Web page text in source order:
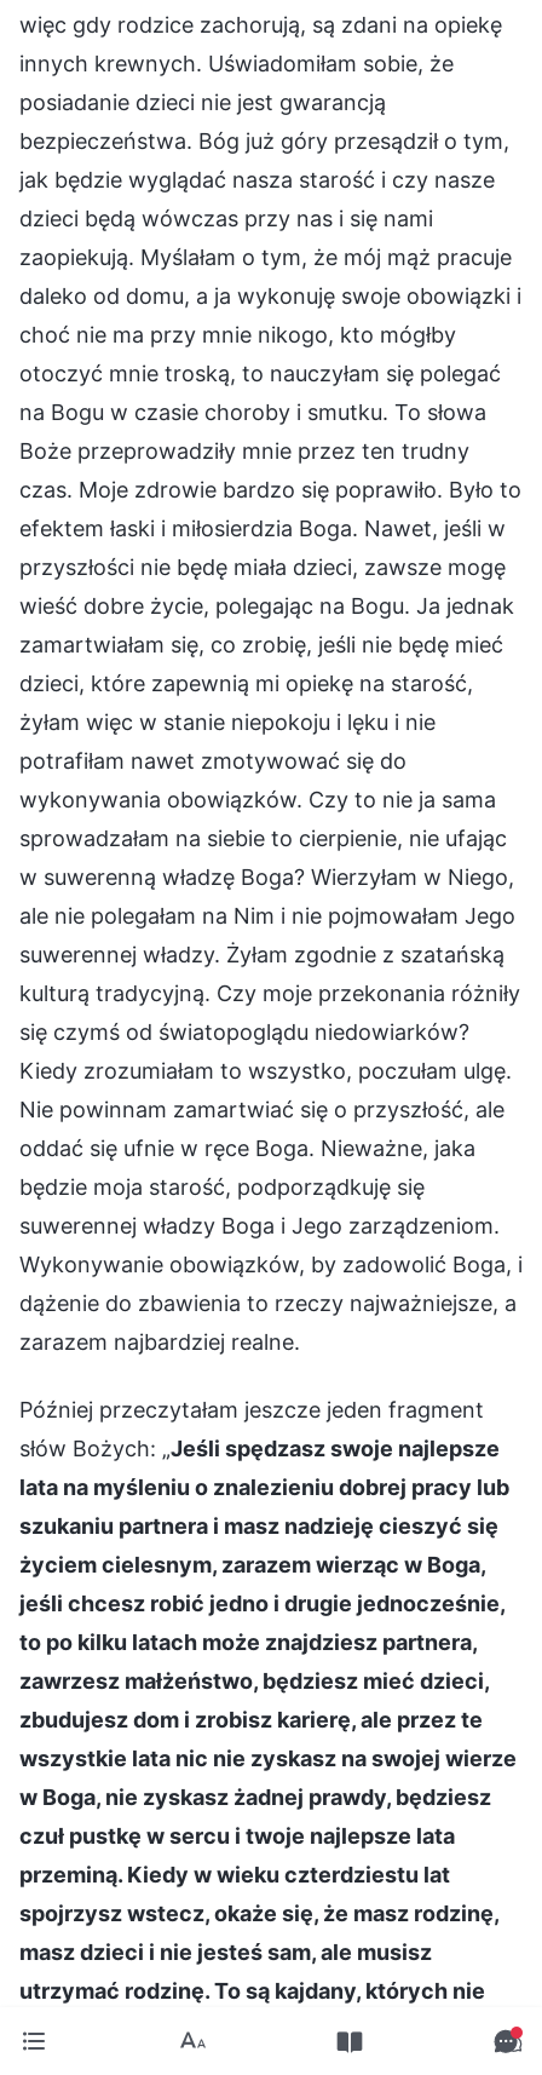
więc gdy rodzice zachorują, są zdani na opiekę
innych krewnych. Uświadomiłam sobie, że
posiadanie dzieci nie jest gwarancją
bezpieczeństwa. Bóg już góry przesądził o tym,
jak będzie wyglądać nasza starość i czy nasze
dzieci będą wówczas przy nas i się nami
zaopiekują. Myślałam o tym, że mój mąż pracuje
daleko od domu, a ja wykonuję swoje obowiązki i
choć nie ma przy mnie nikogo, kto mógłby
otoczyć mnie troską, to nauczyłam się polegać
na Bogu w czasie choroby i smutku. To słowa
Boże przeprowadziły mnie przez ten trudny
czas. Moje zdrowie bardzo się poprawiło. Było to
efektem łaski i miłosierdzia Boga. Nawet, jeśli w
przyszłości nie będę miała dzieci, zawsze mogę
wieść dobre życie, polegając na Bogu. Ja jednak
zamartwiałam się, co zrobię, jeśli nie będę mieć
dzieci, które zapewnią mi opiekę na starość,
żyłam więc w stanie niepokoju i lęku i nie
potrafiłam nawet zmotywować się do
wykonywania obowiązków. Czy to nie ja sama
sprowadzałam na siebie to cierpienie, nie ufając
w suwerenną władzę Boga? Wierzyłam w Niego,
ale nie polegałam na Nim i nie pojmowałam Jego
suwerennej władzy. Żyłam zgodnie z szatańską
kulturą tradycyjną. Czy moje przekonania różniły
się czymś od światopoglądu niedowiarków?
Kiedy zrozumiałam to wszystko, poczułam ulgę.
Nie powinnam zamartwiać się o przyszłość, ale
oddać się ufnie w ręce Boga. Nieważne, jaka
będzie moja starość, podporządkuję się
suwerennej władzy Boga i Jego zarządzeniom.
Wykonywanie obowiązków, by zadowolić Boga, i
dążenie do zbawienia to rzeczy najważniejsze, a
zarazem najbardziej realne.
Później przeczytałam jeszcze jeden fragment
słów Bożych: „Jeśli spędzasz swoje najlepsze
lata na myśleniu o znalezieniu dobrej pracy lub
szukaniu partnera i masz nadzieję cieszyć się
życiem cielesnym, zarazem wierząc w Boga,
jeśli chcesz robić jedno i drugie jednocześnie,
to po kilku latach może znajdziesz partnera,
zawrzesz małżeństwo, będziesz mieć dzieci,
zbudujesz dom i zrobisz karierę, ale przez te
wszystkie lata nic nie zyskasz na swojej wierze
w Boga, nie zyskasz żadnej prawdy, będziesz
czuł pustkę w sercu i twoje najlepsze lata
przeminą. Kiedy w wieku czterdziestu lat
spojrzysz wstecz, okaże się, że masz rodzinę,
masz dzieci i nie jesteś sam, ale musisz
utrzymać rodzinę. To są kajdany, których nie
potrafisz zerwać. Jeśli zechcesz wypełnić swój